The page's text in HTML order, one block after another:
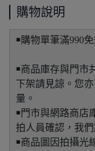
購物說明
￭購物單筆滿990
￭商品庫存與門市
下架請見諒。您
量。
￭門市與網路商店
拍人員確認，我們
￭商品圖因拍攝光